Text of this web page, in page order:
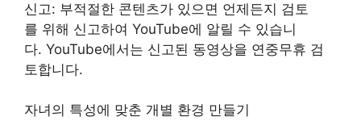
신고: 부적절한 콘텐츠가 있으면 언제든지 검토
를 위해 신고하여 YouTube에 알릴 수 있습니
다. YouTube에서는 신고된 동영상을 연중무휴 검
토합니다.
자녀의 특성에 맞춘 개별 환경 만들기